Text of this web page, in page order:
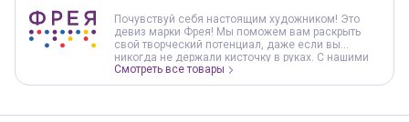
Почувствуй себя настоящим художником! Это
девиз марки Фрея! Мы поможем вам раскрыть
свой творческий потенциал, даже если вы
никогда не держали кисточку в руках. С нашими
наборами вы легко сможете создать свои
собственные шедевры. В нашем ассортименте вы
Смотреть все товары